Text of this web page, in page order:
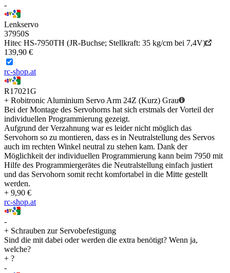
-
Lenkservo
37950S
Hitec HS-7950TH (JR-Buchse; Stellkraft: 35 kg/cm bei 7,4V)
139,90 €
rc-shop.at
R17021G
+ Robitronic Aluminium Servo Arm 24Z (Kurz) Grau
Bei der Montage des Servohorns hat sich erstmals der Vorteil der
individuellen Programmierung gezeigt.
Aufgrund der Verzahnung war es leider nicht möglich das
Servohorn so zu montieren, dass es in Neutralstellung des Servos
auch im rechten Winkel neutral zu stehen kam. Dank der
Möglichkeit der individuellen Programmierung kann beim 7950 mit
Hilfe des Programmiergerätes die Neutralstellung einfach justiert
und das Servohorn somit recht komfortabel in die Mitte gestellt
werden.
+ 9,90 €
rc-shop.at
-
+ Schrauben zur Servobefestigung
Sind die mit dabei oder werden die extra benötigt? Wenn ja,
welche?
+ ?
-